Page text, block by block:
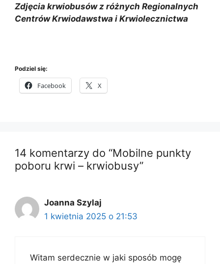
Zdjęcia krwiobusów z różnych Regionalnych
Centrów Krwiodawstwa i Krwiolecznictwa
Podziel się:
Facebook X
14 komentarzy do “Mobilne punkty
poboru krwi – krwiobusy”
Joanna Szylaj
1 kwietnia 2025 o 21:53
Witam serdecznie w jaki sposób mogę